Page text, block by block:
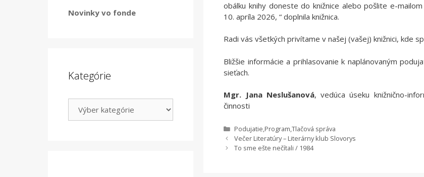
obálku knihy doneste do knižnice alebo pošlite e-
10. apríla 2026, “ doplnila knižnica.
Radi vás všetkých privítame v našej (vašej) knižnici, kde
Bližšie informácie a prihlasovanie k naplánovaným
sieťach.
Mgr. Jana Neslušanová, vedúca úseku knižnično-
činnosti
Kategórie
Podujatie,Program,Tlačová správa
Večer Literatúry – Literárny klub Slovorys
To sme ešte nečítali / 1984
Novinky vo fonde
Kategórie